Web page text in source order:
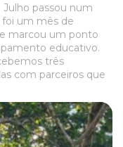
passou num
foi um mês de
marcou um ponto
educativo.
três
com parceiros que